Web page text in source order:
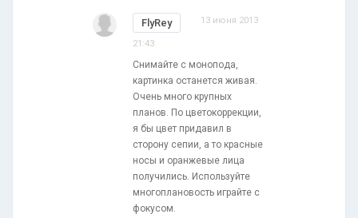
FlyRey 13 июня 2013
21:43
Снимайте с монопода,
картинка останется живая.
Очень много крупных
планов. По цветокоррекции,
я бы цвет придавил в
сторону сепии, а то красные
носы и оранжевые лица
получились. Используйте
многоплановость играйте с
фокусом.